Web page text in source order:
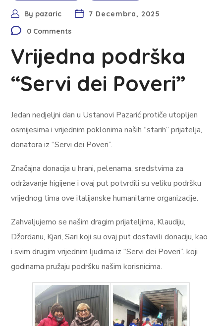
By pazaric
7 Decembra, 2025
0 Comments
Vrijedna podrška
“Servi dei Poveri”
Jedan nedjeljni dan u Ustanovi Pazarić protiče utopljen
osmijesima i vrijednim poklonima naših “starih” prijatelja,
donatora iz “Servi dei Poveri”.
Značajna donacijau hrani, pelenama, sredstvima za
održavanje higijene i ovaj put potvrdili su veliku podršku
vrijednog tima ove italijanske humanitarne organizacije.
Zahvaljujemo se našim dragim prijateljima, Klaudiju,
Džordanu, Kjari, Sari koji su ovaj put dostavili donaciju, kao
i svim drugim vrijednim ljudima iz “Servi dei Poveri”. koji
godinama pružaju podršku našim korisnicima.